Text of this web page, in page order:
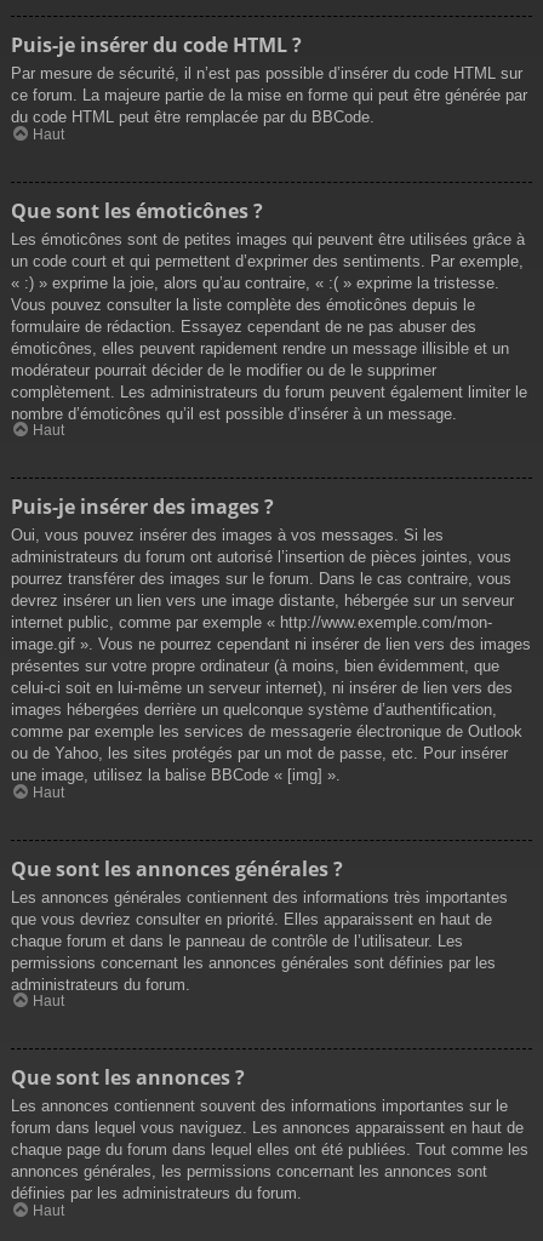
Puis-je insérer du code HTML ?
Par mesure de sécurité, il n’est pas possible d’insérer du code HTML sur
ce forum. La majeure partie de la mise en forme qui peut être générée par
du code HTML peut être remplacée par du BBCode.
Haut
Que sont les émoticônes ?
Les émoticônes sont de petites images qui peuvent être utilisées grâce à
un code court et qui permettent d’exprimer des sentiments. Par exemple,
« :) » exprime la joie, alors qu’au contraire, « :( » exprime la tristesse.
Vous pouvez consulter la liste complète des émoticônes depuis le
formulaire de rédaction. Essayez cependant de ne pas abuser des
émoticônes, elles peuvent rapidement rendre un message illisible et un
modérateur pourrait décider de le modifier ou de le supprimer
complètement. Les administrateurs du forum peuvent également limiter le
nombre d’émoticônes qu’il est possible d’insérer à un message.
Haut
Puis-je insérer des images ?
Oui, vous pouvez insérer des images à vos messages. Si les
administrateurs du forum ont autorisé l’insertion de pièces jointes, vous
pourrez transférer des images sur le forum. Dans le cas contraire, vous
devrez insérer un lien vers une image distante, hébergée sur un serveur
internet public, comme par exemple « http://www.exemple.com/mon-
image.gif ». Vous ne pourrez cependant ni insérer de lien vers des images
présentes sur votre propre ordinateur (à moins, bien évidemment, que
celui-ci soit en lui-même un serveur internet), ni insérer de lien vers des
images hébergées derrière un quelconque système d’authentification,
comme par exemple les services de messagerie électronique de Outlook
ou de Yahoo, les sites protégés par un mot de passe, etc. Pour insérer
une image, utilisez la balise BBCode « [img] ».
Haut
Que sont les annonces générales ?
Les annonces générales contiennent des informations très importantes
que vous devriez consulter en priorité. Elles apparaissent en haut de
chaque forum et dans le panneau de contrôle de l’utilisateur. Les
permissions concernant les annonces générales sont définies par les
administrateurs du forum.
Haut
Que sont les annonces ?
Les annonces contiennent souvent des informations importantes sur le
forum dans lequel vous naviguez. Les annonces apparaissent en haut de
chaque page du forum dans lequel elles ont été publiées. Tout comme les
annonces générales, les permissions concernant les annonces sont
définies par les administrateurs du forum.
Haut